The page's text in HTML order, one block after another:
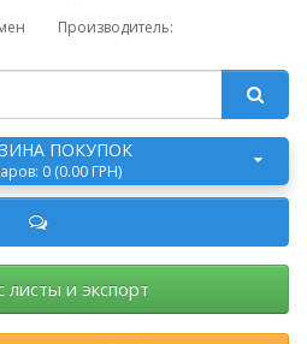
Производитель:
ПОКУПОК
0 (0.00 ГРН)
и экспорт